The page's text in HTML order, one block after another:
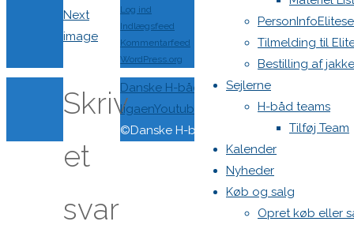
Tilmelding til
Bestilling af
Sejlerne
H-båd teams
Tilføj Team
Kalender
Nyheder
Køb og salg
Opret køb eller
Next
image
Skriv
et
svar
Log ind
Indlægsfeed
Kommentarfeed
WordPress.org
Back
to
Top
Danske H-bådssejlereH-båd
ligaenYoutube
©Danske H-bådssejlere